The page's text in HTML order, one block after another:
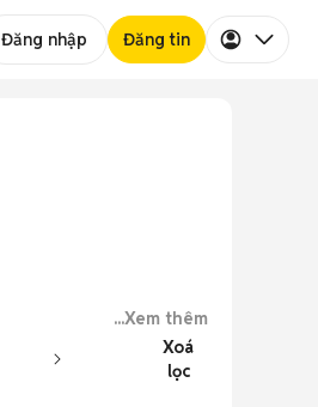
Đăng nhập Đăng tin
...Xem thêm
Xoá
lọc